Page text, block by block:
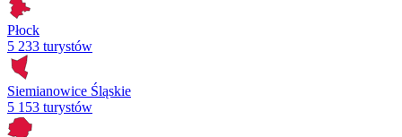
Płock
5 233 turystów
Siemianowice Śląskie
5 153 turystów